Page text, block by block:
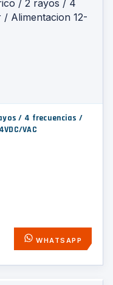
/ 4 frecuencias /
VAC
WHATSAPP